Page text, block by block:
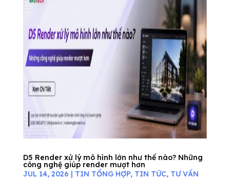
D5 Render xử lý mô hình lớn như thế nào? Những
công nghệ giúp render mượt hơn
JUL 14, 2026 | TIN TỔNG HỢP, TIN TỨC, TƯ VẤN